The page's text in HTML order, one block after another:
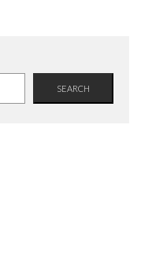
SEARCH